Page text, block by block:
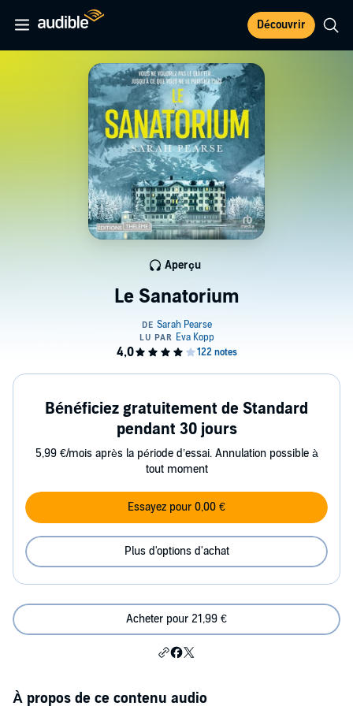
Découvrir
Le Sanatorium
Aperçu
Bénéficiez gratuitement de Standard
pendant 30 jours
5,99 €/mois après la période d’essai. Annulation possible à
tout moment
Essayez pour 0,00 €
Plus d'options d'achat
Acheter pour 21,99 €
À propos de ce contenu audio